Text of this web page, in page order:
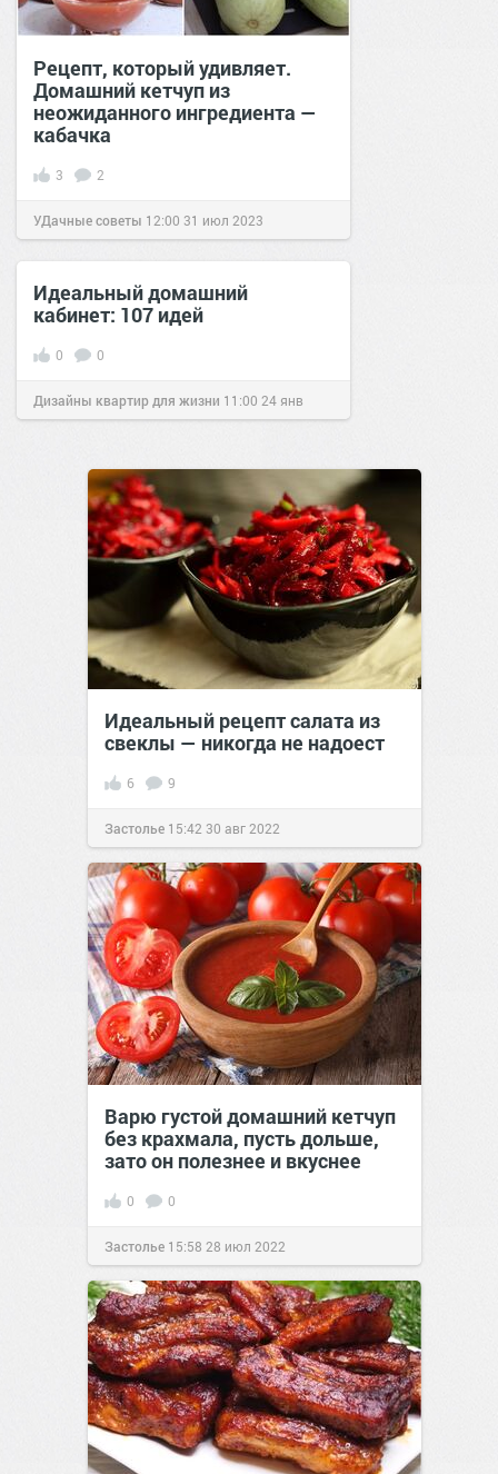
Рецепт, который удивляет.
Домашний кетчуп из
неожиданного ингредиента —
кабачка
3 2
УДачные советы 12:00 31 июл 2023
Идеальный домашний
кабинет: 107 идей
0 0
Дизайны квартир для жизни 11:00 24 янв
Идеальный рецепт салата из
свеклы — никогда не надоест
6 9
Застолье 15:42 30 авг 2022
Варю густой домашний кетчуп
без крахмала, пусть дольше,
зато он полезнее и вкуснее
0 0
Застолье 15:58 28 июл 2022